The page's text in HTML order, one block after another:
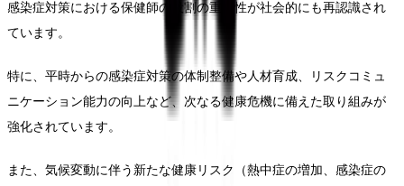
感染症対策における保健師の役割の重要性が社会的にも再認識され
ています。
特に、平時からの感染症対策の体制整備や人材育成、リスクコミュ
ニケーション能力の向上など、次なる健康危機に備えた取り組みが
強化されています。
また、気候変動に伴う新たな健康リスク（熱中症の増加、感染症の